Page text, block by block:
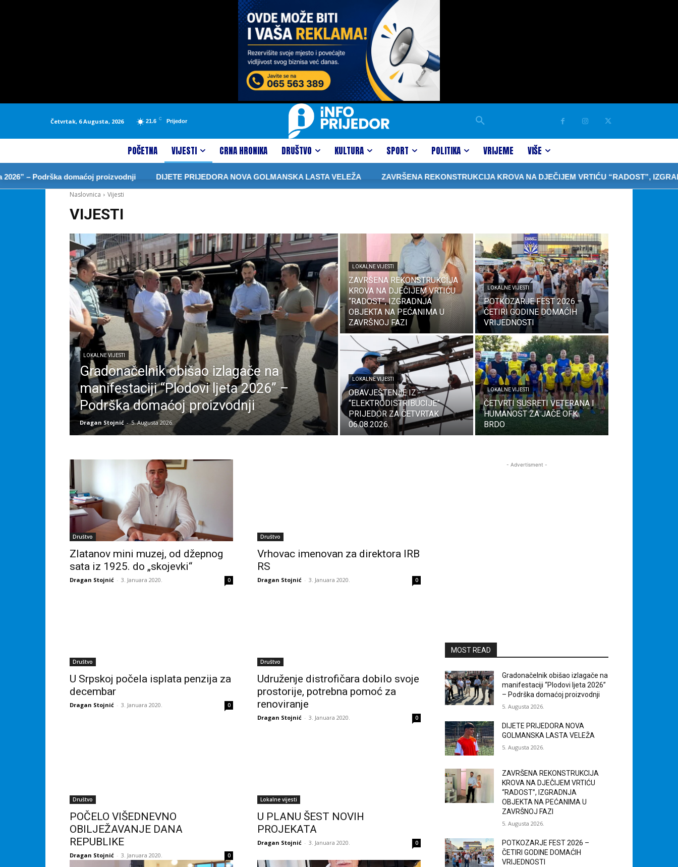
Četvrtak, 6 Augusta, 2026 21.6 C Prijedor
POČETNA VIJESTI CRNA HRONIKA DRUŠTVO KULTURA SPORT POLITIKA VRIJEME VIŠE
domaćoj proizvodnji DIJETE PRIJEDORA NOVA GOLMANSKA LASTA VELEŽA ZAVRŠENA REKONSTRUKCIJA KROVA NA DJEČIJEM VRTIĆU “RADOST”, IZGRADNJA
Naslovnica Vijesti
VIJESTI
LOKALNE VIJESTI
Gradonačelnik obišao izlagače na
manifestaciji “Plodovi ljeta 2026” –
Podrška domaćoj proizvodnji
Dragan Stojnić - 5. Augusta 2026.
LOKALNE VIJESTI
ZAVRŠENA REKONSTRUKCIJA
KROVA NA DJEČIJEM VRTIĆU
“RADOST”, IZGRADNJA
OBJEKTA NA PEĆANIMA U
ZAVRŠNOJ FAZI
LOKALNE VIJESTI
POTKOZARJE FEST 2026 –
ČETIRI GODINE DOMAĆIH
VRIJEDNOSTI
LOKALNE VIJESTI
OBAVJEŠTENJE IZ
“ELEKTRODISTRIBUCIJE”
PRIJEDOR ZA ČETVRTAK
06.08.2026.
LOKALNE VIJESTI
ČETVRTI SUSRETI VETERANA I
HUMANOST ZA JAČE OFK
BRDO
Društvo
Zlatanov mini muzej, od džepnog
sata iz 1925. do „skojevki“
Dragan Stojnić - 3. Januara 2020. 0
Društvo
Vrhovac imenovan za direktora IRB
RS
Dragan Stojnić - 3. Januara 2020. 0
Društvo
U Srpskoj počela isplata penzija za
decembar
Dragan Stojnić - 3. Januara 2020. 0
Društvo
Udruženje distrofičara dobilo svoje
prostorije, potrebna pomoć za
renoviranje
Dragan Stojnić - 3. Januara 2020. 0
Društvo
POČELO VIŠEDNEVNO
OBILJEŽAVANJE DANA
REPUBLIKE
Dragan Stojnić - 3. Januara 2020. 0
Lokalne vijesti
U PLANU ŠEST NOVIH
PROJEKATA
Dragan Stojnić - 3. Januara 2020. 0
- Advertisment -
MOST READ
Gradonačelnik obišao izlagače na
manifestaciji “Plodovi ljeta 2026”
– Podrška domaćoj proizvodnji
5. Augusta 2026.
DIJETE PRIJEDORA NOVA
GOLMANSKA LASTA VELEŽA
5. Augusta 2026.
ZAVRŠENA REKONSTRUKCIJA
KROVA NA DJEČIJEM VRTIĆU
“RADOST”, IZGRADNJA
OBJEKTA NA PEĆANIMA U
ZAVRŠNOJ FAZI
5. Augusta 2026.
POTKOZARJE FEST 2026 –
ČETIRI GODINE DOMAĆIH
VRIJEDNOSTI